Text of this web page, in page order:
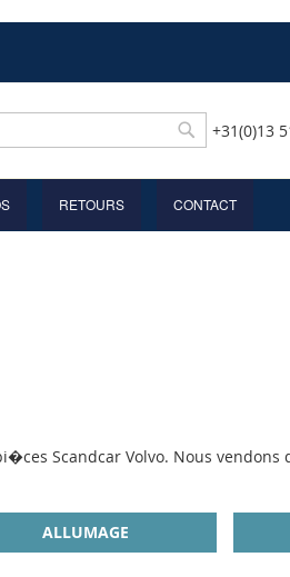
+31(0)13
RETOURS CONTACT
Scandcar Volvo. Nous
ALLUMAGE